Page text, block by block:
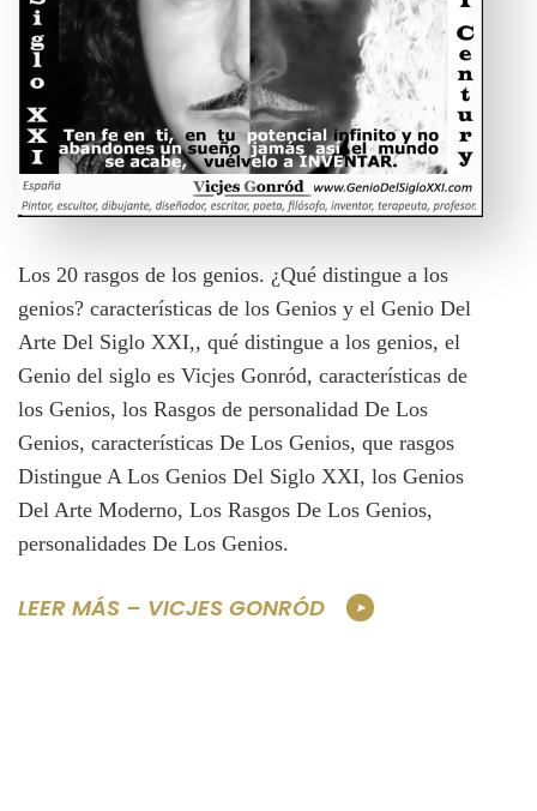
Los 20 rasgos de los genios. ¿Qué distingue a los
genios? características de los Genios y el Genio Del
Arte Del Siglo XXI,, qué distingue a los genios, el
Genio del siglo es Vicjes Gonród, características de
los Genios, los Rasgos de personalidad De Los
Genios, características De Los Genios, que rasgos
Distingue A Los Genios Del Siglo XXI, los Genios
Del Arte Moderno, Los Rasgos De Los Genios,
personalidades De Los Genios.
LEER MÁS – VICJES GONRÓD